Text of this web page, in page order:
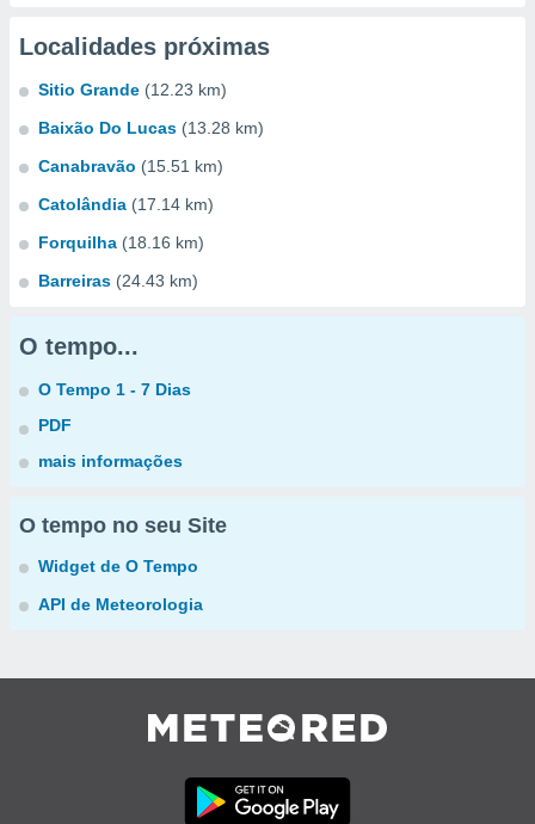
Localidades próximas
Sitio Grande (12.23 km)
Baixão Do Lucas (13.28 km)
Canabravão (15.51 km)
Catolândia (17.14 km)
Forquilha (18.16 km)
Barreiras (24.43 km)
O tempo...
O Tempo 1 - 7 Dias
PDF
mais informações
O tempo no seu Site
Widget de O Tempo
API de Meteorologia